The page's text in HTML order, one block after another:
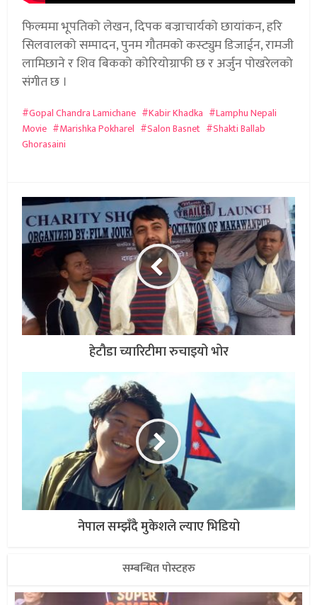
फिल्ममा भूपतिको लेखन, दिपक बज्राचार्यको छायांकन, हरि
सिलवालको सम्पादन, पुनम गौतमको कस्ट्युम डिजाईन, रामजी
लामिछाने र शिव बिकको कोरियोग्राफी छ र अर्जुन पोखरेलको
संगीत छ ।
Gopal Chandra Lamichane Kabir Khadka
Lamphu Nepali
Movie
Marishka Pokharel Salon Basnet
Shakti Ballab
Ghorasaini
हेटौडा च्यारिटीमा रुचाइयो भोर
नेपाल सम्झँदै मुकेशले ल्याए भिडियो
सम्बन्धित पोस्टहरु